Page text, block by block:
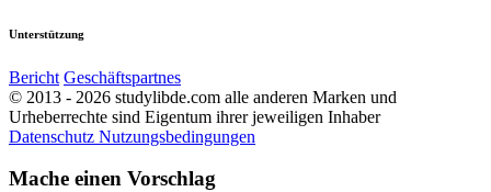
Unterstützung
Bericht Geschäftspartnes
© 2013 - 2026 studylibde.com alle anderen Marken und
Urheberrechte sind Eigentum ihrer jeweiligen Inhaber
Datenschutz Nutzungsbedingungen
Mache einen Vorschlag